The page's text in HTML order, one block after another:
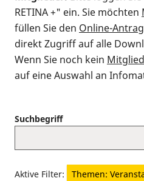
RETINA +" ein. Sie möchten
füllen Sie den Online-Antrag
direkt Zugriff auf alle
Wenn Sie noch kein Mitglied
auf eine Auswahl an
Suchbegriff
Aktive Filter:
Themen: